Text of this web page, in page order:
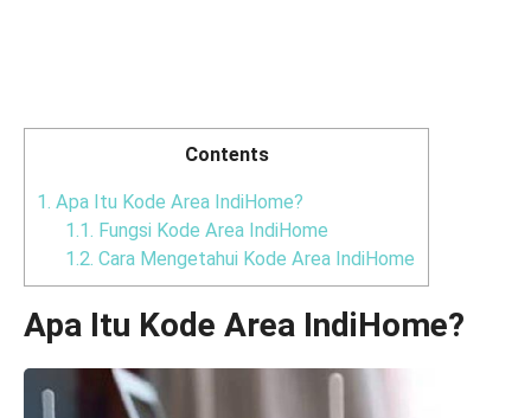
Contents
1. Apa Itu Kode Area IndiHome?
1.1. Fungsi Kode Area IndiHome
1.2. Cara Mengetahui Kode Area IndiHome
Apa Itu Kode Area IndiHome?